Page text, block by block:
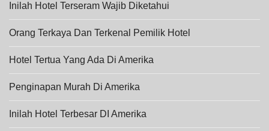
Inilah Hotel Terseram Wajib Diketahui
Orang Terkaya Dan Terkenal Pemilik Hotel
Hotel Tertua Yang Ada Di Amerika
Penginapan Murah Di Amerika
Inilah Hotel Terbesar DI Amerika